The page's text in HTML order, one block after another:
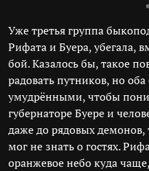
Уже третья группа
Рифата и Буера, убегала,
бой. Казалось бы, такое
радовать путников, но
умудрёнными, чтобы
губернаторе Буере и
даже до рядовых демонов,
мог не знать о гостях.
оранжевое небо куда